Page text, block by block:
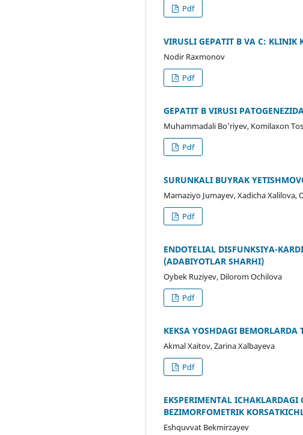
Pdf
VIRUSLI GEPATIT B VA C: KLINIK
Nodir Raxmonov
Pdf
GEPATIT В VIRUSI
Muhammadali Bo'riyev, Komilaxon
Pdf
SURUNKALI BUYRAK
Mamaziyo Jumayev, Xadicha
Pdf
ENDOTELIAL DISFUNKSIYA-
(ADABIYOTLAR SHARHI)
Oybek Ruziyev, Dilorom Ochilova
Pdf
KEKSA YOSHDAGI
Akmal Xaitov, Zarina Xalbayeva
Pdf
EKSPERIMENTAL
BEZIMORFOMETRIK
Eshquvvat Bekmirzayev